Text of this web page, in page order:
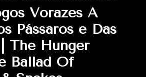
Vorazes A
Pássaros e Das
The Hunger
Ballad Of